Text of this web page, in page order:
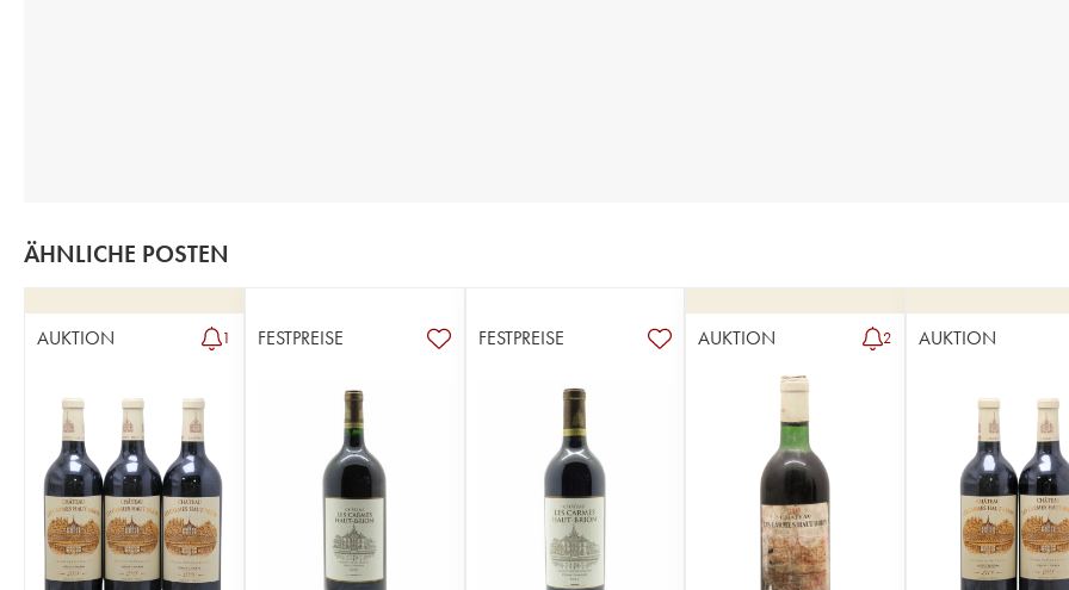
ÄHNLICHE POSTEN
AUKTION 1 FESTPREISE FESTPREISE AUKTION 2 AUKTION